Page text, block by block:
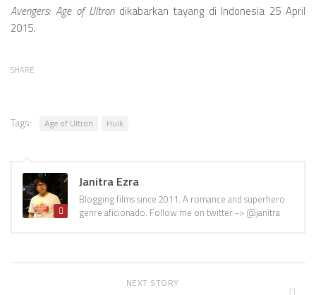
Avengers: Age of Ultrondikabarkan tayang di Indonesia 25 April
2015.
SHARE
Tags: Age of Ultron Hulk
Janitra Ezra
Blogging films since 2011. A romance and superhero
genre aficionado. Follow me on twitter -> @janitra
NEXT STORY